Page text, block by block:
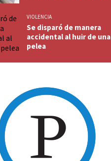
VIOLENCIA
Se disparó de manera
accidental al huir de una
pelea